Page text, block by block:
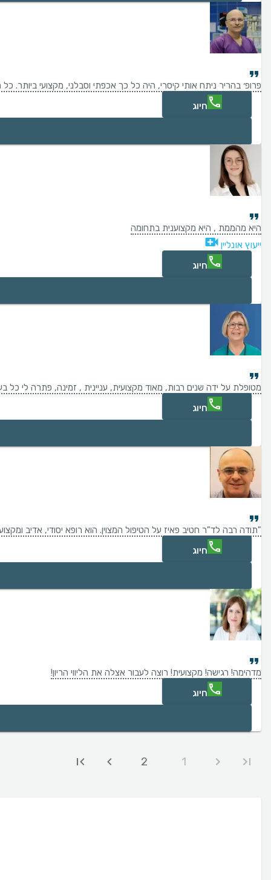
פרופ׳ בהריר ניתח אותי קיסרי, היה כל כך אכפתי וסבלני, מקצועי
חיוג
היא מהממת , היא מקצוענית בתחומה
ייעוץ אונליין
חיוג
מטופלת על ידה שנים רבות, מאוד מקצועית, עניינית , זמינה, פתרה לי כל
חיוג
"תודה רבה לד"ר חטיב פאיז על הטיפול המצוין. הוא רופא יסודי, אדיב
חיוג
מדהימה! רגישה! מקצועית! רוצה לעבור אצלה את הליווי הריון!
חיוג
1
2